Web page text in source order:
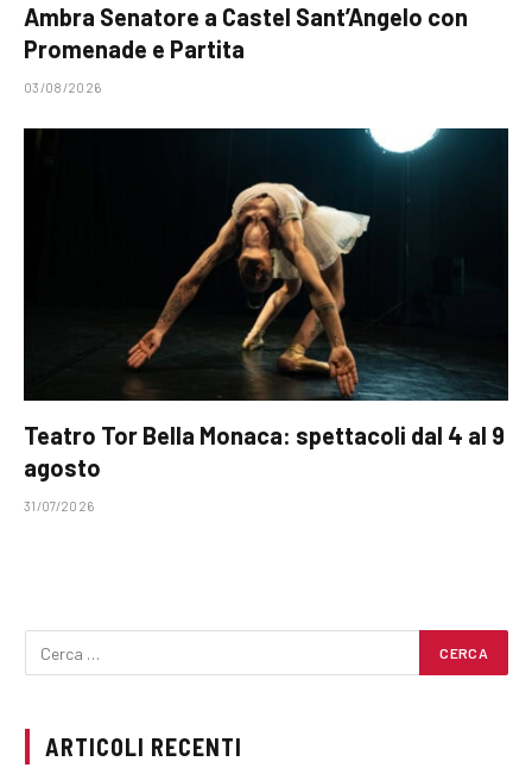
Ambra Senatore a Castel Sant’Angelo con
Promenade e Partita
03/08/2026
Teatro Tor Bella Monaca: spettacoli dal 4 al 9
agosto
31/07/2026
ARTICOLI RECENTI